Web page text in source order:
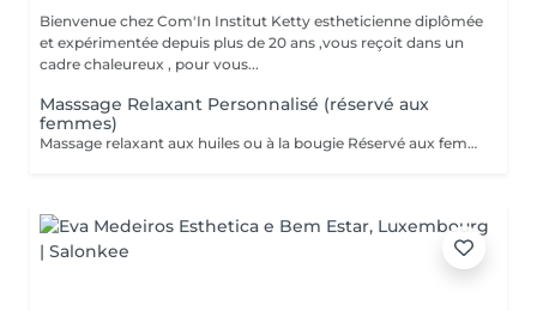
Bienvenue chez Com'In Institut Ketty estheticienne diplômée
et expérimentée depuis plus de 20 ans ,vous reçoit dans un
cadre chaleureux , pour vous...
Masssage Relaxant Personnalisé (réservé aux
femmes)
Massage relaxant aux huiles ou à la bougie Réservé aux femmes